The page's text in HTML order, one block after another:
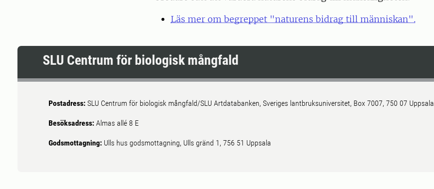
Läs mer om begreppet "naturens bidrag till människan".
SLU Centrum för biologisk mångfald
Postadress: SLU Centrum för biologisk mångfald/SLU Artdatabanken, Sveriges lantbruksuniversitet, Box 7007, 750 07 Uppsala
Besöksadress: Almas allé 8 E
Godsmottagning: Ulls hus godsmottagning, Ulls gränd 1, 756 51 Uppsala